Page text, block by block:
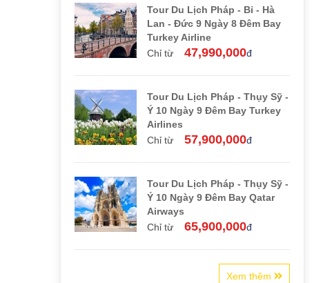
Tour Du Lịch Pháp - Bỉ - Hà
Lan - Đức 9 Ngày 8 Đêm Bay
Turkey Airline
Chỉ từ
47,990,000đ
Tour Du Lịch Pháp - Thụy Sỹ -
Ý 10 Ngày 9 Đêm Bay Turkey
Airlines
Chỉ từ
57,900,000đ
Tour Du Lịch Pháp - Thụy Sỹ -
Ý 10 Ngày 9 Đêm Bay Qatar
Airways
Chỉ từ
65,900,000đ
Xem thêm